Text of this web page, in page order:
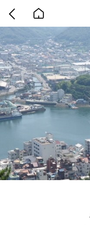
back
to
home